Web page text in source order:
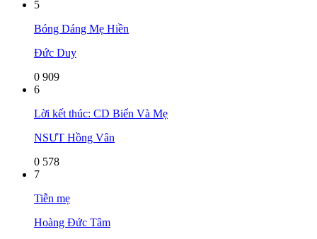
5
Bóng Dáng Mẹ Hiền
Đức Duy
0 909
6
Lời kết thúc: CD Biển Và Mẹ
NSƯT Hồng Vân
0 578
7
Tiễn mẹ
Hoàng Đức Tâm